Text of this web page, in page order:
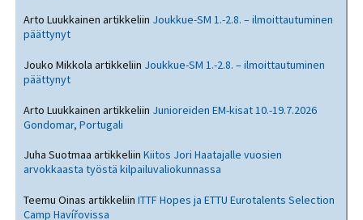
Arto Luukkainen artikkeliin Joukkue-SM 1.-2.8. – ilmoittautuminen
päättynyt
Jouko Mikkola artikkeliin Joukkue-SM 1.-2.8. – ilmoittautuminen
päättynyt
Arto Luukkainen artikkeliin Junioreiden EM-kisat 10.-19.7.2026
Gondomar, Portugali
Juha Suotmaa artikkeliinKiitos Jori Haatajalle vuosien
arvokkaasta työstä kilpailuvaliokunnassa
Teemu Oinas artikkeliinITTF Hopes ja ETTU Eurotalents Selection
Camp Havířovissa